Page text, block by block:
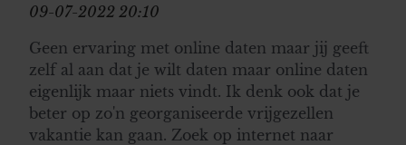
09-07-2022 20:10
Geen ervaring met online daten maar jij geeft
zelf al aan dat je wilt daten maar online daten
eigenlijk maar niets vindt. Ik denk ook dat je
beter op zo'n georganiseerde vrijgezellen
vakantie kan gaan. Zoek op internet naar